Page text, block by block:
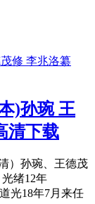
)孙琬 王
清下载
）孙琬、王德茂
绪12年
光18年7月来任